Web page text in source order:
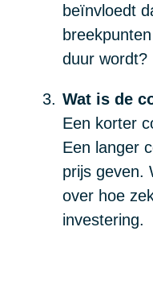
beïnvloedt
duur wordt?
Wat is de
Een korter
Een langer
prijs geven.
over hoe
investering.